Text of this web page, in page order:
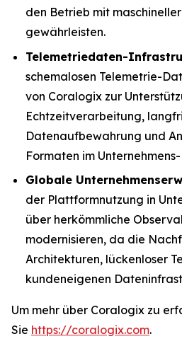
den Betrieb mit
gewährleisten.
Telemetriedaten-
schemalosen Telemetrie-
von Coralogix zur
Echtzeitverarbeitung,
Datenaufbewahrung und
Formaten im
Globale
der Plattformnutzung in
über herkömmliche
modernisieren, da die
Architekturen, lückenloser
kundeneigenen
Um mehr über Coralogix zu
Sie https://coralogix.com.